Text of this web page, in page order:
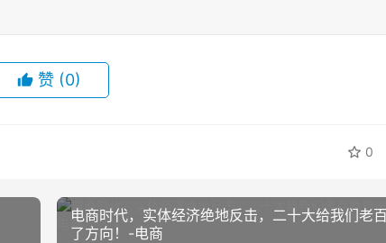
赞 (0)
0
电商时代，实体经济绝地反击，二十大给我们老
了方向！-电商